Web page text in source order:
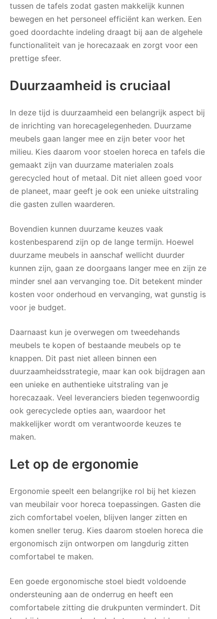
tussen de tafels zodat gasten makkelijk kunnen
bewegen en het personeel efficiënt kan werken. Een
goed doordachte indeling draagt bij aan de algehele
functionaliteit van je horecazaak en zorgt voor een
prettige sfeer.
Duurzaamheid is cruciaal
In deze tijd is duurzaamheid een belangrijk aspect bij
de inrichting van horecagelegenheden. Duurzame
meubels gaan langer mee en zijn beter voor het
milieu. Kies daarom voor stoelen horeca en tafels die
gemaakt zijn van duurzame materialen zoals
gerecycled hout of metaal. Dit niet alleen goed voor
de planeet, maar geeft je ook een unieke uitstraling
die gasten zullen waarderen.
Bovendien kunnen duurzame keuzes vaak
kostenbesparend zijn op de lange termijn. Hoewel
duurzame meubels in aanschaf wellicht duurder
kunnen zijn, gaan ze doorgaans langer mee en zijn ze
minder snel aan vervanging toe. Dit betekent minder
kosten voor onderhoud en vervanging, wat gunstig is
voor je budget.
Daarnaast kun je overwegen om tweedehands
meubels te kopen of bestaande meubels op te
knappen. Dit past niet alleen binnen een
duurzaamheidsstrategie, maar kan ook bijdragen aan
een unieke en authentieke uitstraling van je
horecazaak. Veel leveranciers bieden tegenwoordig
ook gerecyclede opties aan, waardoor het
makkelijker wordt om verantwoorde keuzes te
maken.
Let op de ergonomie
Ergonomie speelt een belangrijke rol bij het kiezen
van meubilair voor horeca toepassingen. Gasten die
zich comfortabel voelen, blijven langer zitten en
komen sneller terug. Kies daarom stoelen horeca die
ergonomisch zijn ontworpen om langdurig zitten
comfortabel te maken.
Een goede ergonomische stoel biedt voldoende
ondersteuning aan de onderrug en heeft een
comfortabele zitting die drukpunten vermindert. Dit